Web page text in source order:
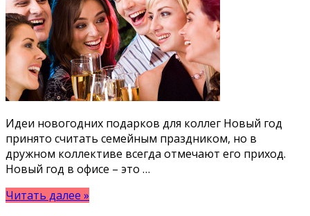
Идеи новогодних подарков для коллег Новый год
принято считать семейным праздником, но в
дружном коллективе всегда отмечают его приход.
Новый год в офисе – это …
Читать далее »